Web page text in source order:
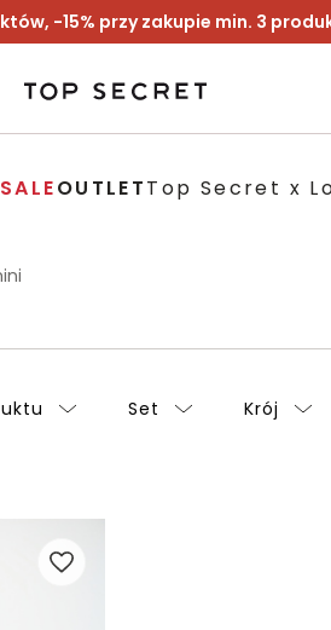
-15% przy zakupie min. 3
SALEOUTLETTop Secret x
Set Krój